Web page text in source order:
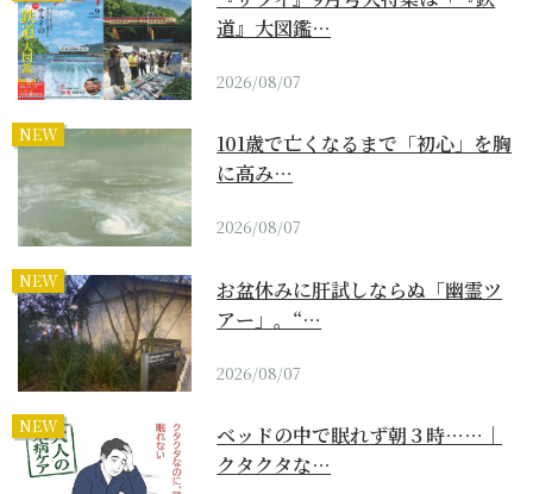
道』大図鑑…
2026/08/07
NEW
101歳で亡くなるまで「初心」を胸
に高み…
2026/08/07
NEW
お盆休みに肝試しならぬ「幽霊ツ
アー」。“…
2026/08/07
NEW
ベッドの中で眠れず朝３時……｜
クタクタな…